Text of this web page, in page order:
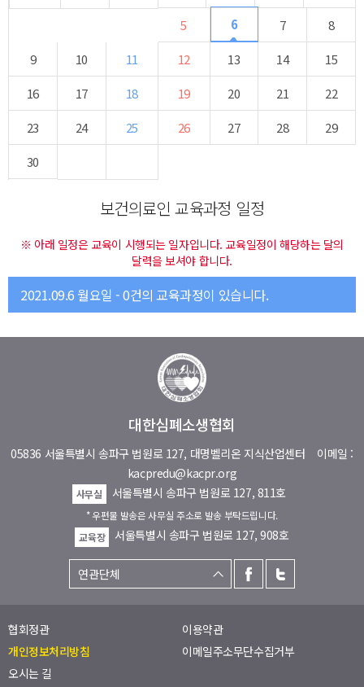
5
6 7
8
9
10 11 12 13 14
15
16
17 18 19 20 21
22
23
24 25 26 27 28
29
30
보건의료인 교육과정 일정
※ 아래 일정은 교육이 시행되는 일자입니다. 교육일정이 해당하는 달의
달력을 보셔야 합니다.
2021.09.6 월요일 - 0건의 교육과정이 있습니다.
대한심폐소생협회
05836 서울특별시 송파구 법원로 127, 대명벨리온 지식산업센터 이메일 :
kacpredu@kacpr.org
사무실 서울특별시 송파구 법원로 127, 811호
* 우편물 발송은 사무실 주소로 발송 부탁드립니다.
교육장
서울특별시 송파구 법원로 127, 908호
협회정관
이용약관
개인정보처리방침
이메일주소무단수집거부
오시는 길